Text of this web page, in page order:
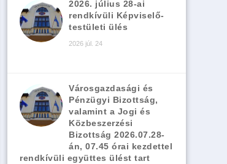
2026. július 28-ai
rendkívüli Képviselő-
testületi ülés
2026 júl. 24
Városgazdasági és
Pénzügyi Bizottság,
valamint a Jogi és
Közbeszerzési
Bizottság 2026.07.28-
án, 07.45 órai kezdettel
rendkívüli együttes ülést tart